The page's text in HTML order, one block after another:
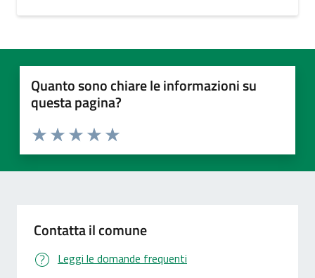
Quanto sono chiare le informazioni su
questa pagina?
Valuta 5 stelle su 5
Valuta 4 stelle su 5
Valuta 3 stelle su 5
Valuta 2 stelle su 5
Valuta 1 stelle su 5
Contatta il comune
Leggi le domande frequenti